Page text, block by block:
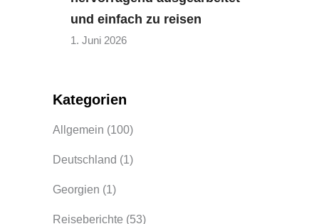
und einfach zu reisen
1. Juni 2026
Kategorien
Allgemein (100)
Deutschland (1)
Georgien (1)
Reiseberichte (53)